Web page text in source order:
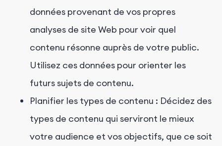
données provenant de vos propres
analyses de site Web pour voir quel
contenu résonne auprès de votre public.
Utilisez ces données pour orienter les
futurs sujets de contenu.
Planifier les types de contenu : Décidez des
types de contenu qui serviront le mieux
votre audience et vos objectifs, que ce soit